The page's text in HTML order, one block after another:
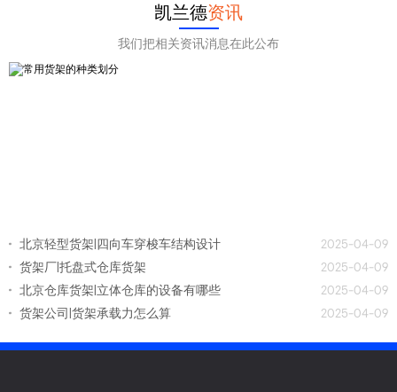
凯兰德资讯
我们把相关资讯消息在此公布
北京轻型货架|四向车穿梭车结构设计
2025-04-09
货架厂|托盘式仓库货架
2025-04-09
北京仓库货架|立体仓库的设备有哪些
2025-04-09
货架公司|货架承载力怎么算
2025-04-09